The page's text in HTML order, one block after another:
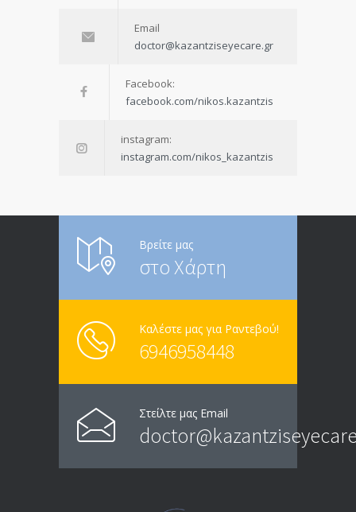
Email
doctor@kazantziseyecare.gr
Facebook:
facebook.com/nikos.kazantzis
instagram:
instagram.com/nikos_kazantzis
Βρείτε μας
στο Χάρτη
Καλέστε μας για Ραντεβού!
6946958448
Στείλτε μας Email